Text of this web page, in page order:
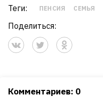
Теги: ПЕНСИЯ СЕМЬЯ
Поделиться:
Комментариев: 0